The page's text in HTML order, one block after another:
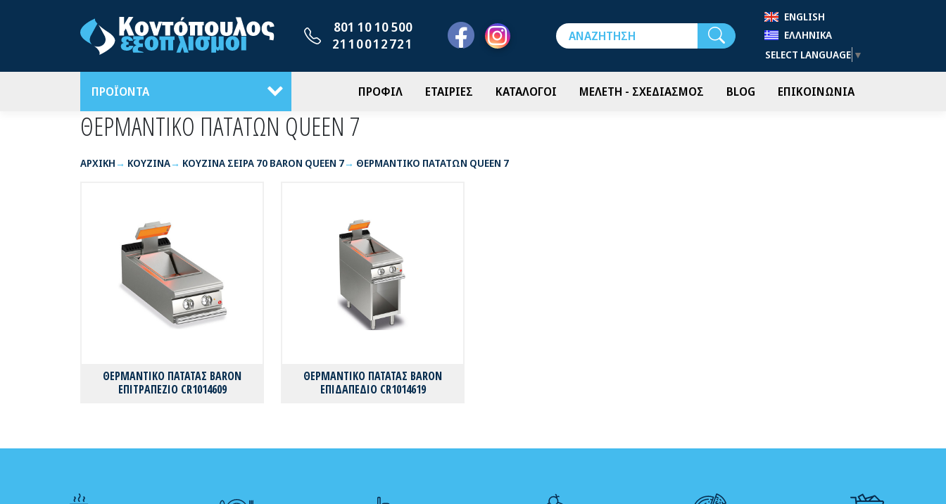
801 10 10 500
2110012721
ENGLISH
ΕΛΛΗΝΙΚΆ
SELECT LANGUAGE ▼
ΠΡΟΪΟΝΤΑ ΠΡΟΦΙΛ ΕΤΑΙΡΙΕΣ ΚΑΤΑΛΟΓΟΙ ΜΕΛΕΤΗ - ΣΧΕΔΙΑΣΜΟΣ BLOG ΕΠΙΚΟΙΝΩΝΙΑ
ΘΕΡΜΑΝΤΙΚΟ ΠΑΤΑΤΩΝ QUEEN 7
ΑΡΧΙΚΉ ΚΟΥΖΙΝΑ ΚΟΥΖΙΝΑ ΣΕΙΡΑ 70 BARON QUEEN 7 ΘΕΡΜΑΝΤΙΚΟ ΠΑΤΑΤΩΝ QUEEN 7
ΘΕΡΜΑΝΤΙΚΟ ΠΑΤΑΤΑΣ BARON
ΕΠΙΤΡΑΠΕΖΙΟ CR1014609
ΘΕΡΜΑΝΤΙΚΟ ΠΑΤΑΤΑΣ BARON
ΕΠΙΔΑΠΕΔΙΟ CR1014619